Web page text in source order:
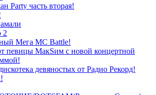
Party часть вторая!
2
Мега МС Battle!
певицы МакSим с новой концертной
девяностых от Радио Рекорд!